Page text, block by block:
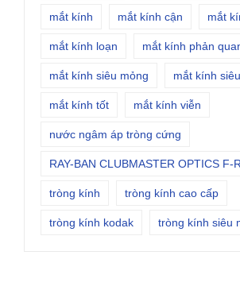
mắt kính mắt kính cận mắt
mắt kính loạn mắt kính phản
mắt kính siêu mỏng mắt kính
mắt kính tốt mắt kính viễn
nước ngâm áp tròng cứng
RAY-BAN CLUBMASTER OPTICS F-
tròng kính tròng kính cao cấp
tròng kính kodak tròng kính siêu